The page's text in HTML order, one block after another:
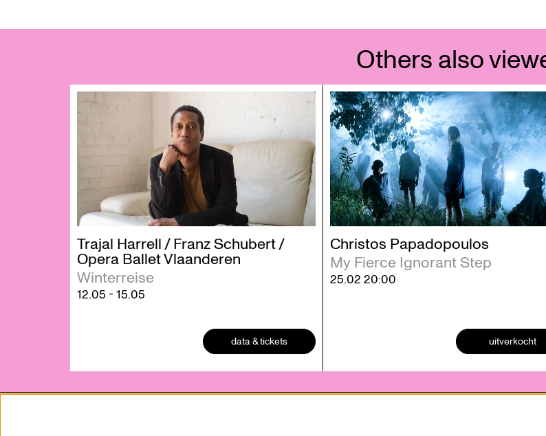
Others also
Skip
Trajal Harrell / Franz Schubert /
Opera Ballet Vlaanderen
Winterreise
12.05 - 15.05
data & tickets
Christos Papadopoulos
My Fierce Ignorant Step
25.02 20:00
uitverkocht